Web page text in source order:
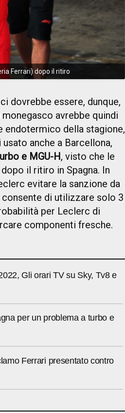
Ferrari) dopo il ritiro
dovrebbe essere, dunque,
avrebbe quindi
endotermico della stagione,
anche a Barcellona,
e MGU-H, visto che le
il ritiro in Spagna. In
evitare la sanzione da
di utilizzare solo 3
per Leclerc di
componenti fresche.
Gli orari TV su Sky, Tv8 e
per un problema a turbo e
Ferrari presentato contro